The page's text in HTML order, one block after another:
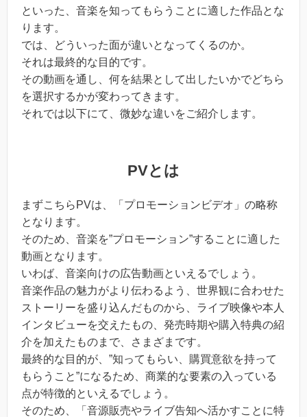
といった、音楽を知ってもらうことに適した作品とな
ります。
では、どういった面が違いとなってくるのか。
それは最終的な目的です。
その動画を通し、何を結果として出したいかでどちら
を選択するかが変わってきます。
それでは以下にて、微妙な違いをご紹介します。
PVとは
まずこちらPVは、「プロモーションビデオ」の略称
となります。
そのため、音楽を”プロモーション”することに適した
動画となります。
いわば、音楽向けの広告動画といえるでしょう。
音楽作品の魅力がより伝わるよう、世界観に合わせた
ストーリーを盛り込んだものから、ライブ映像や本人
インタビューを交えたもの、発売時期や購入特典の紹
介を加えたものまで、さまざまです。
最終的な目的が、”知ってもらい、購買意欲を持って
もらうこと”になるため、商業的な要素の入っている
点が特徴的といえるでしょう。
そのため、「音源販売やライブ告知へ活かすことに特